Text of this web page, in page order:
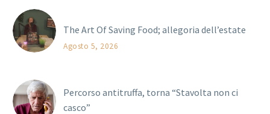
The Art Of Saving Food; allegoria dell’estate
Agosto 5, 2026
Percorso antitruffa, torna “Stavolta non ci
casco”